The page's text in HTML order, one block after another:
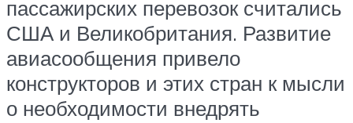
пассажирских перевозок считались
США и Великобритания. Развитие
авиасообщения привело
конструкторов и этих стран к мысли
о необходимости внедрять